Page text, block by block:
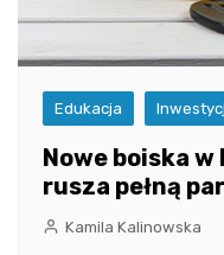
Edukacja
Nowe boiska
rusza pełną
Kamila Kalinowska